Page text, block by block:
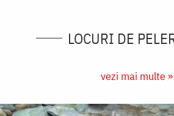
LOCURI DE
vezi mai multe »